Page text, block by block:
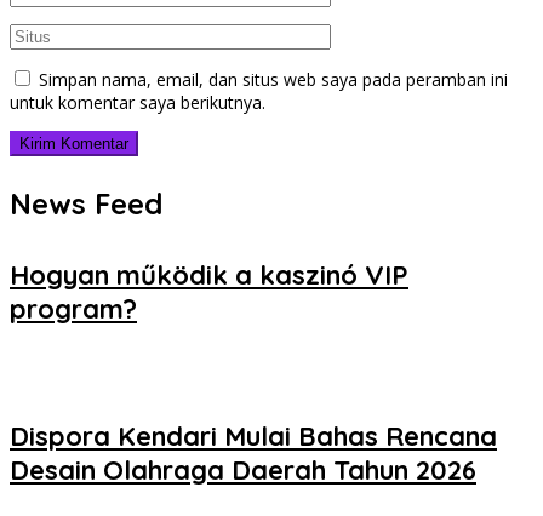
Simpan nama, email, dan situs web saya pada peramban ini
untuk komentar saya berikutnya.
News Feed
Hogyan működik a kaszinó VIP
program?
Dispora Kendari Mulai Bahas Rencana
Desain Olahraga Daerah Tahun 2026